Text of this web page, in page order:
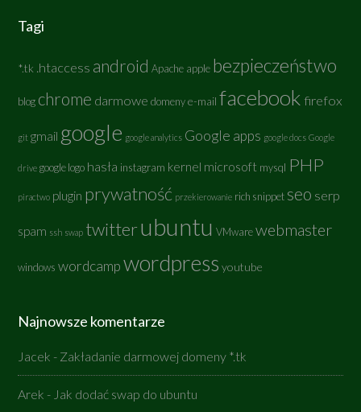
Tagi
*.tk .htaccess android Apache apple bezpieczeństwo
blog chrome darmowe domeny e-mail facebook firefox
git gmail google google analytics Google apps google docs Google
drive google logo hasła instagram kernel microsoft mysql PHP
piractwo plugin prywatność przekierowanie rich snippet seo serp
spam ssh swap twitterubuntu VMware webmaster
windows wordcamp wordpress youtube
Najnowsze komentarze
Jacek - Zakładanie darmowej domeny *.tk
Arek - Jak dodać swap do ubuntu